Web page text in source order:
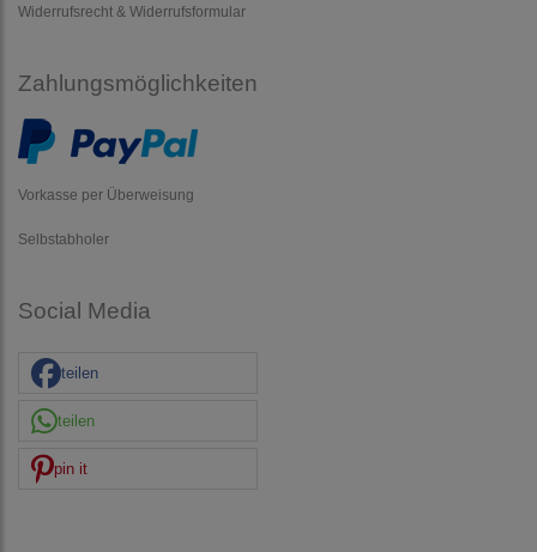
Widerrufsrecht & Widerrufsformular
Zahlungsmöglichkeiten
Vorkasse per Überweisung
Selbstabholer
Social Media
teilen
teilen
pin it